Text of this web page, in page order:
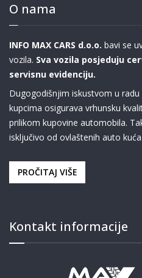
O nama
INFO MAX CARS d.o.o. bavi se
vozila. Sva vozila posjeduju
servisnu evidenciju.
Dugogodišnjim iskustvom u
kupcima osigurava vrhunsku
prilikom kupovine automobila.
isključivo od ovlaštenih auto
PROČITAJ VIŠE
Kontakt informacije